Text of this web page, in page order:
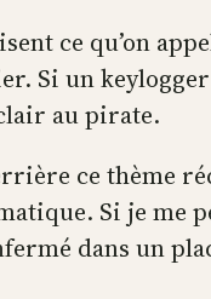
ce qu’on
Si un
au pirate.
ce thème
Si je me
dans un